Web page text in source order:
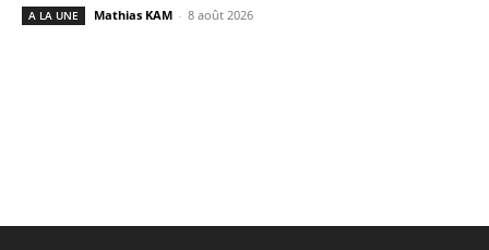
A LA UNE Mathias KAM - 8 août 2026